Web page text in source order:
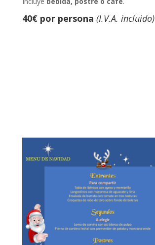
40€ por persona (I.V.A. incluido)